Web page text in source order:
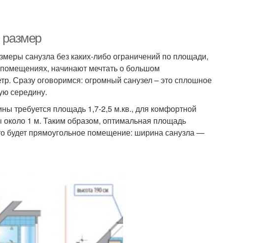
размер
санузла без каких-либо ограничений по площади,
начинают мечтать о большом
Сразу оговоримся: огромный санузел – это сплошное
середину.
требуется площадь 1,7-2,5 м.кв., для комфортной
1 м. Таким образом, оптимальная площадь
будет прямоугольное помещение: ширина санузла —